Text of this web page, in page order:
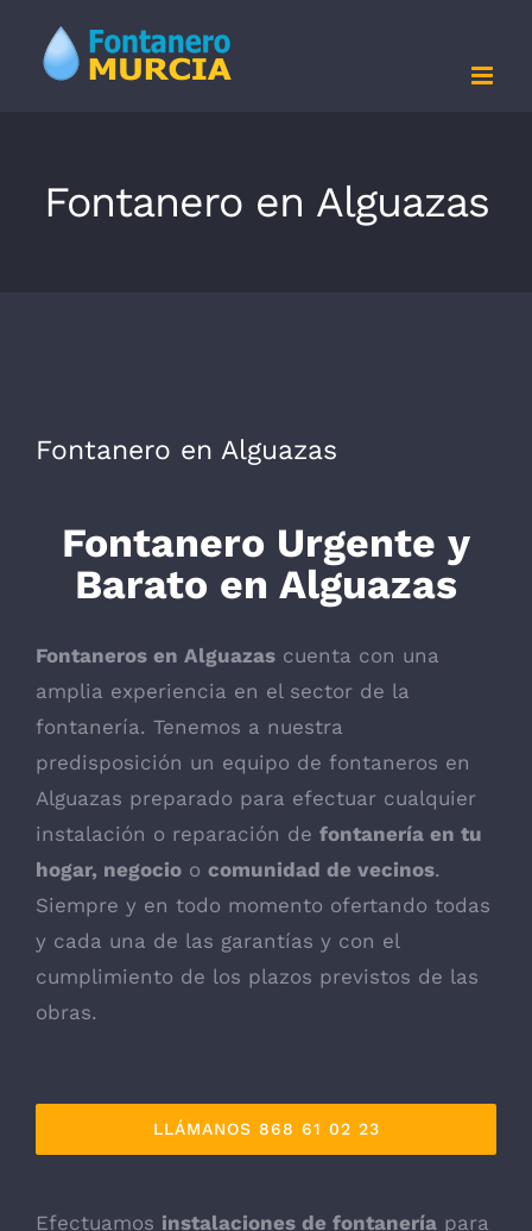
contenido
Fontanero en Alguazas
Fontanero en Alguazas
Fontanero Urgente y
Barato en Alguazas
Fontaneros en Alguazas cuenta con una
amplia experiencia en el sector de la
fontanería. Tenemos a nuestra
predisposición un equipo de fontaneros en
Alguazas preparado para efectuar cualquier
instalación o reparación de fontanería en tu
hogar, negocio o comunidad de vecinos.
Siempre y en todo momento ofertando todas
y cada una de las garantías y con el
cumplimiento de los plazos previstos de las
obras.
LLÁMANOS 868 61 02 23
Efectuamos instalaciones de fontanería para